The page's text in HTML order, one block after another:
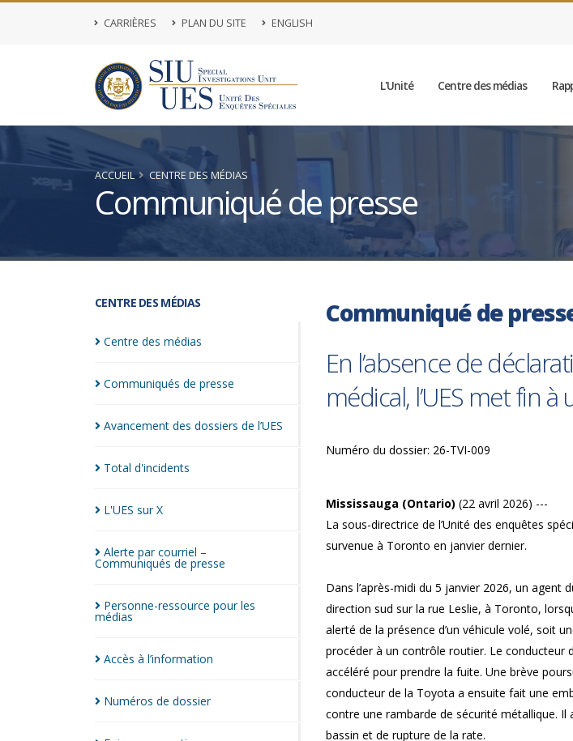
CARRIÈRES PLAN DU SITE ENGLISH
L'Unité Centre des médias
ACCUEIL CENTRE DES MÉDIAS
Communiqué de presse
CENTRE DES MÉDIAS
Centre des médias
Communiqués de presse
Avancement des dossiers de l’UES
Total d'incidents
L'UES surX
Alerte par courriel –
Communiqués de presse
Personne-ressource pour les
médias
Accès à l’information
Numéros de dossier
Communiqué de
En l’absence de
médical, l’UES met fin
Numéro du dossier: 26-TVI-009
Mississauga (Ontario) (22 avril 2026) ---
La sous-directrice de l’Unité des enquêtes
survenue à Toronto en janvier dernier.
Dans l’après-midi du 5 janvier 2026, un
direction sud sur la rue Leslie, à Toronto,
alerté de la présence d’un véhicule volé, soit
procéder à un contrôle routier. Le conducteur
accéléré pour prendre la fuite. Une brève
conducteur de la Toyota a ensuite fait une
contre une rambarde de sécurité métallique.
bassin et de rupture de la rate.